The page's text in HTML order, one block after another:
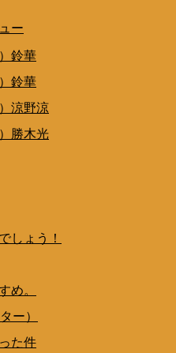
ー
鈴華
鈴華
涼野涼
勝木光
しょう！
め。
ー）
た件